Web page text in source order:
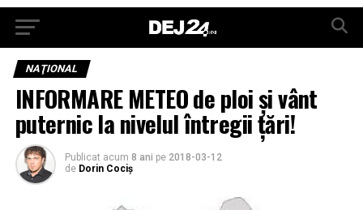
NAŢIONAL
INFORMARE METEO de ploi și vânt
puternic la nivelul întregii țări!
Publicat acum 8 ani pe 2018-03-12
de Dorin Cociș